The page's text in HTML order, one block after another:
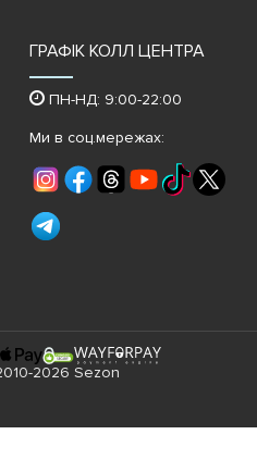
ГРАФІК КОЛЛ ЦЕНТРА
ПН-НД: 9:00-22:00
Ми в соц.мережах:
2026 Sezon